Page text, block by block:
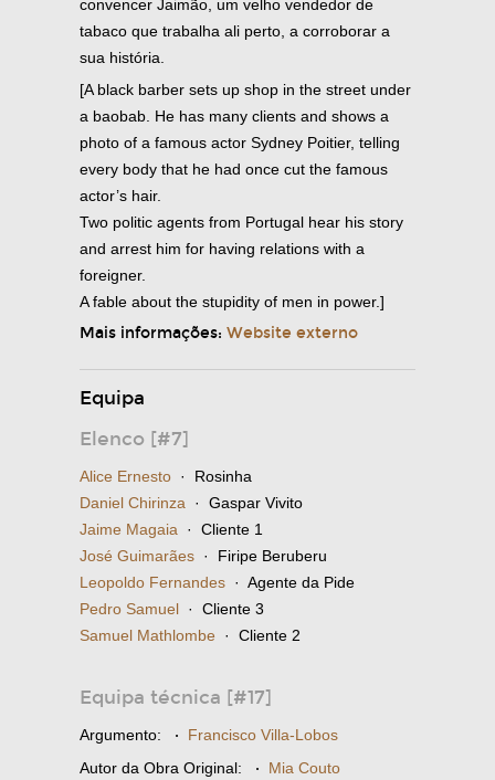
convencer Jaimão, um velho vendedor de
tabaco que trabalha ali perto, a corroborar a
sua história.
[A black barber sets up shop in the street under
a baobab. He has many clients and shows a
photo of a famous actor Sydney Poitier, telling
every body that he had once cut the famous
actor’s hair.
Two politic agents from Portugal hear his story
and arrest him for having relations with a
foreigner.
A fable about the stupidity of men in power.]
Mais informações: Website externo
Equipa
Elenco [#7]
Alice Ernesto · Rosinha
Daniel Chirinza · Gaspar Vivito
Jaime Magaia · Cliente 1
José Guimarães · Firipe Beruberu
Leopoldo Fernandes · Agente da Pide
Pedro Samuel · Cliente 3
Samuel Mathlombe · Cliente 2
Equipa técnica [#17]
Argumento: · Francisco Villa-Lobos
Autor da Obra Original: · Mia Couto